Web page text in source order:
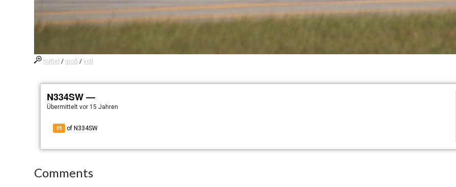
mittel / groß /voll
N334SW —
Übermitteltvor 15 Jahren
35 of N334SW
Comments